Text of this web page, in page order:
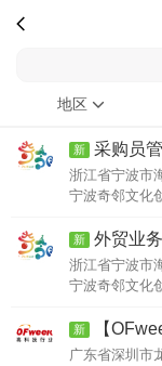
地区
新 采购员
浙江省宁波市
宁波奇邻文化
新 外贸业
浙江省宁波市
宁波奇邻文化
新 【OFweek人
广东省深圳市